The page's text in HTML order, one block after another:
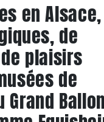
en Alsace,
de
plaisirs
de